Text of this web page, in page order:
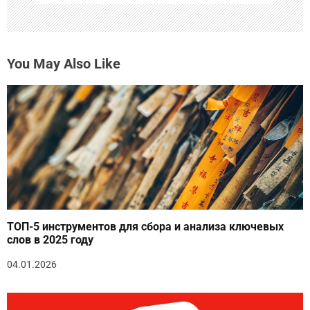
м
You May Also Like
ТОП-5 инструментов для сбора и анализа ключевых
слов в 2025 году
04.01.2026